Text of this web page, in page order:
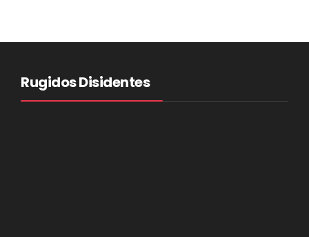
Rugidos Disidentes